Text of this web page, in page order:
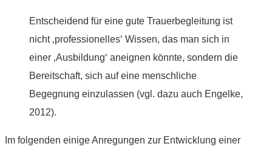
Entscheidend für eine gute Trauerbegleitung ist
nicht ‚professionelles‘ Wissen, das man sich in
einer ‚Ausbildung‘ aneignen könnte, sondern die
Bereitschaft, sich auf eine menschliche
Begegnung einzulassen (vgl. dazu auch Engelke,
2012).
Im folgenden einige Anregungen zur Entwicklung einer